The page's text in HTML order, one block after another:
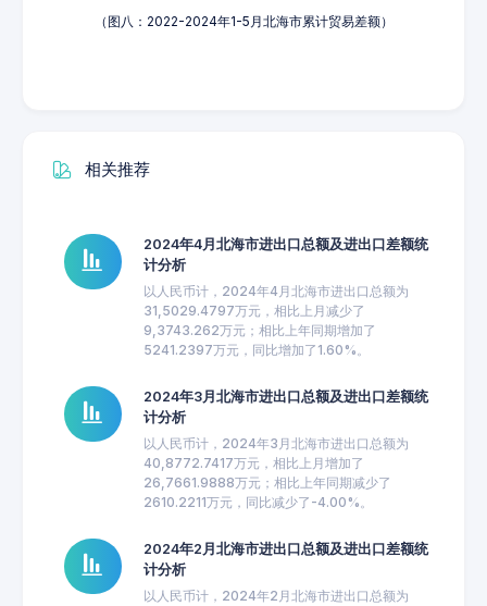
（图八：2022-2024年1-5月北海市累计贸易差额）
相关推荐
2024年4月北海市进出口总额及进出口差额统
计分析
以人民币计，2024年4月北海市进出口总额为
31,5029.4797万元，相比上月减少了
9,3743.262万元；相比上年同期增加了
5241.2397万元，同比增加了1.60%。
2024年3月北海市进出口总额及进出口差额统
计分析
以人民币计，2024年3月北海市进出口总额为
40,8772.7417万元，相比上月增加了
26,7661.9888万元；相比上年同期减少了
2610.2211万元，同比减少了-4.00%。
2024年2月北海市进出口总额及进出口差额统
计分析
以人民币计，2024年2月北海市进出口总额为